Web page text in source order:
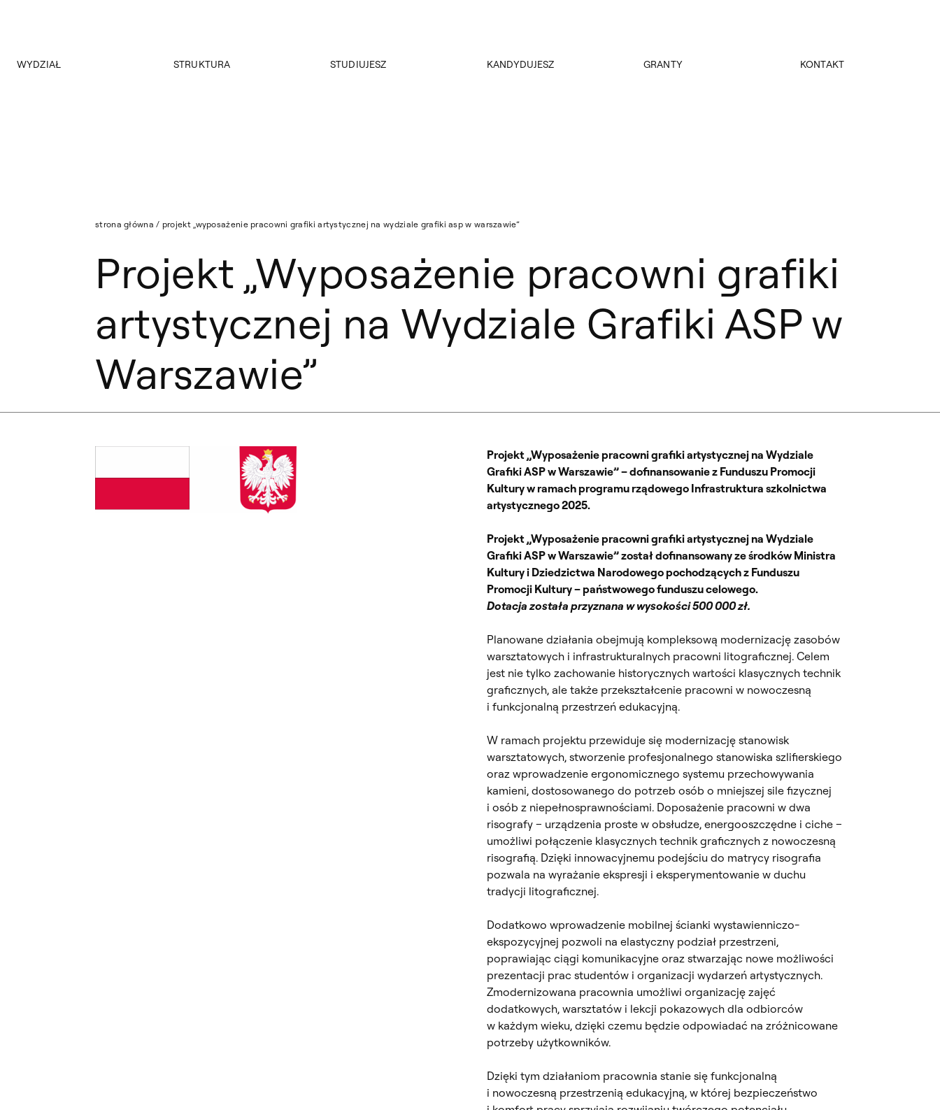
WYDZIAŁ STRUKTURA STUDIUJESZ
Przeniesienia
KANDYDUJESZ GRANTY KONTAKT
strona główna / projekt „wyposażenie pracowni grafiki artystycznej na wydziale grafiki asp w warszawie”
Projekt „Wyposażenie pracowni grafiki
artystycznej na Wydziale Grafiki ASP w
Warszawie”
Projekt „Wyposażenie pracowni grafiki artystycznej na Wydziale
Grafiki ASP w Warszawie” – dofinansowanie z Funduszu Promocji
Kultury w ramach programu rządowego Infrastruktura szkolnictwa
artystycznego 2025.
Projekt „Wyposażenie pracowni grafiki artystycznej na Wydziale
Grafiki ASP w Warszawie” został dofinansowany ze środków Ministra
Kultury i Dziedzictwa Narodowego pochodzących z Funduszu
Promocji Kultury – państwowego funduszu celowego.
Dotacja została przyznana w wysokości 500 000 zł.
Planowane działania obejmują kompleksową modernizację zasobów
warsztatowych i infrastrukturalnych pracowni litograficznej. Celem
jest nie tylko zachowanie historycznych wartości klasycznych technik
graficznych, ale także przekształcenie pracowni w nowoczesną
i funkcjonalną przestrzeń edukacyjną.
W ramach projektu przewiduje się modernizację stanowisk
warsztatowych, stworzenie profesjonalnego stanowiska szlifierskiego
oraz wprowadzenie ergonomicznego systemu przechowywania
kamieni, dostosowanego do potrzeb osób o mniejszej sile fizycznej
i osób z niepełnosprawnościami. Doposażenie pracowni w dwa
risografy – urządzenia proste w obsłudze, energooszczędne i ciche –
umożliwi połączenie klasycznych technik graficznych z nowoczesną
risografią. Dzięki innowacyjnemu podejściu do matrycy risografia
pozwala na wyrażanie ekspresji i eksperymentowanie w duchu
tradycji litograficznej.
Dodatkowo wprowadzenie mobilnej ścianki wystawienniczo-
ekspozycyjnej pozwoli na elastyczny podział przestrzeni,
poprawiając ciągi komunikacyjne oraz stwarzając nowe możliwości
prezentacji prac studentów i organizacji wydarzeń artystycznych.
Zmodernizowana pracownia umożliwi organizację zajęć
dodatkowych, warsztatów i lekcji pokazowych dla odbiorców
w każdym wieku, dzięki czemu będzie odpowiadać na zróżnicowane
potrzeby użytkowników.
Dzięki tym działaniom pracownia stanie się funkcjonalną
i nowoczesną przestrzenią edukacyjną, w której bezpieczeństwo